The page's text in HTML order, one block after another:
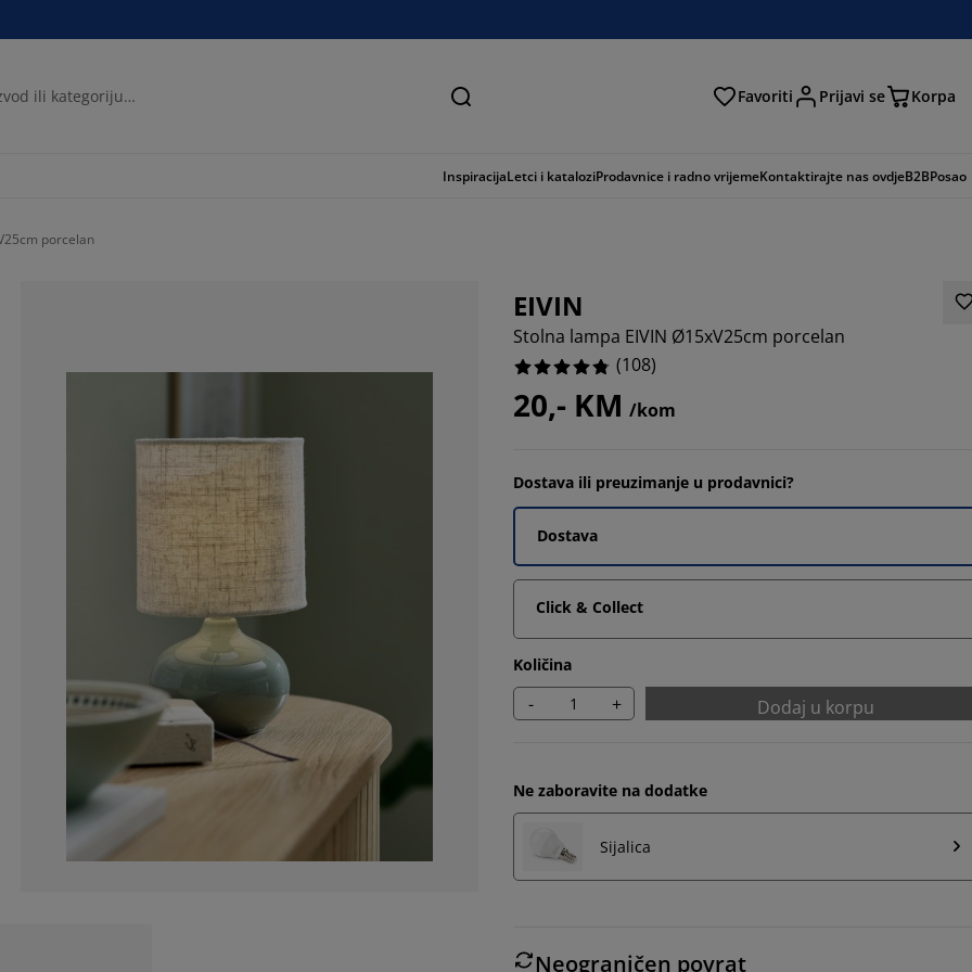
Traži Favoriti Prijavi se Korpa
InspiracijaLetci i kataloziProdavnice i radno vrijemeKontaktirajte nas ovdjeB2BPosao
porcelan
EIVIN
Stolna lampa EIVIN Ø15xV25cm porcelan
(108)
20,- KM /kom
Dostava ili preuzimanje u prodavnici?
Dostava
Click & Collect
Količina
- + Dodaj u korpu
Ne zaboravite na dodatke
Sijalica
Neograničen povrat
2.7777777777777777%
1.8518518518518516%